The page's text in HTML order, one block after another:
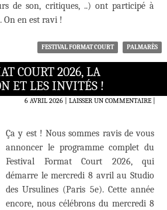
de son, critiques, ..) ont participé à
On en est ravi !
FESTIVAL FORMAT COURT PALMARÈS
COURT 2026, LA
ET LES INVITÉS !
6 AVRIL 2026 LAISSER UN COMMENTAIRE|
Ça y est ! Nous sommes ravis de vous
annoncer le programme complet du
Festival Format Court 2026, qui
démarre le mercredi 8 avril au Studio
des Ursulines (Paris 5e). Cette année
encore, nous célébrons du mercredi 8